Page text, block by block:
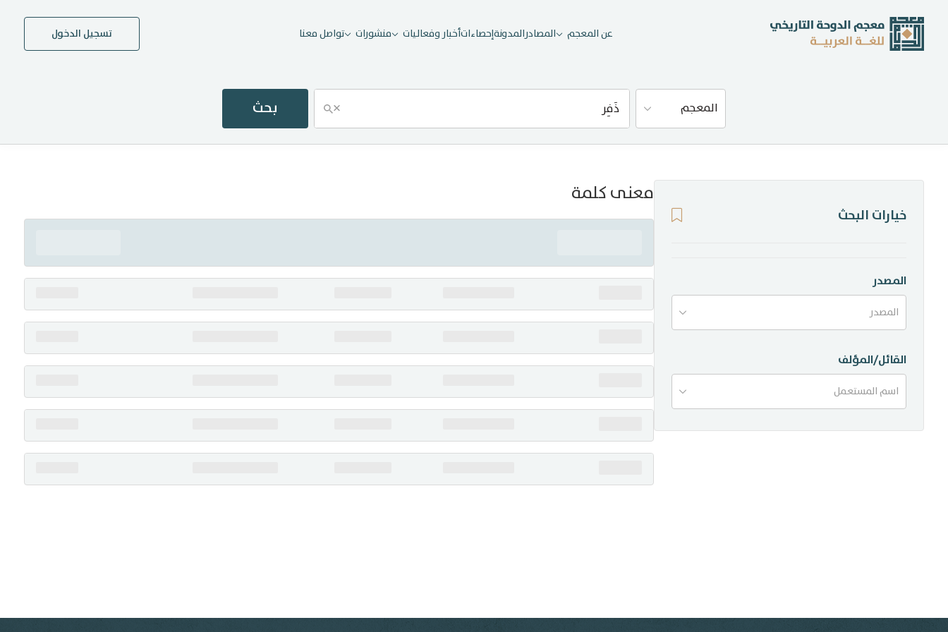
عن المعجم المصادرالمدونةإحصاءاتأخبار وفعاليات منشورات تواصل معنا تسجيل الدخول
المعجم × بحث
إحصاءات
منشورات
تواصل معنا
معنى كلمة
خيارات البحث
المصدر
المصدر
القائل/المؤلف
اسم المستعمل